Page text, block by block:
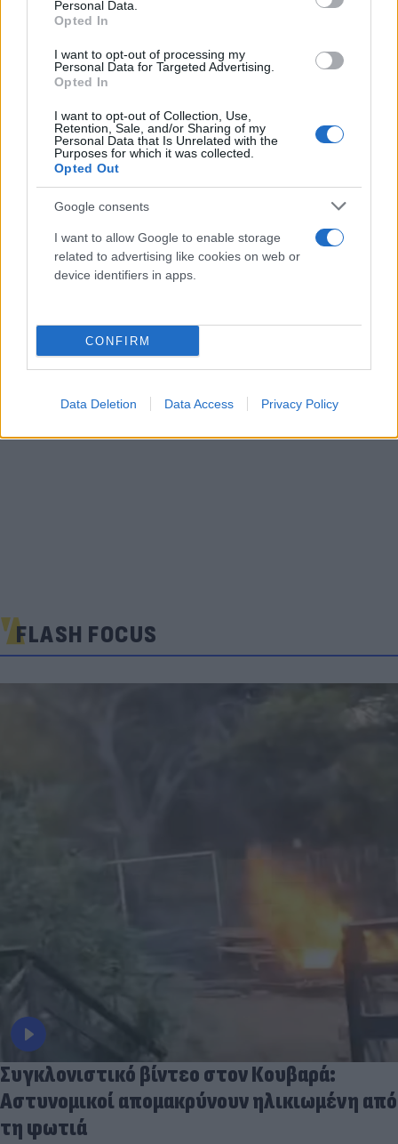
Personal Data.
Opted In
I want to opt-out of processing my
Personal Data for Targeted Advertising.
Opted In
I want to opt-out of Collection, Use,
Retention, Sale, and/or Sharing of my
Personal Data that Is Unrelated with the
Purposes for which it was collected.
Opted Out
Google consents
I want to allow Google to enable storage
related to advertising like cookies on web or
device identifiers in apps.
CONFIRM
Data Deletion Data Access Privacy Policy
FLASH FOCUS
Συγκλονιστικό βίντεο στον Κουβαρά:
Αστυνομικοί απομακρύνουν ηλικιωμένη από
τη φωτιά